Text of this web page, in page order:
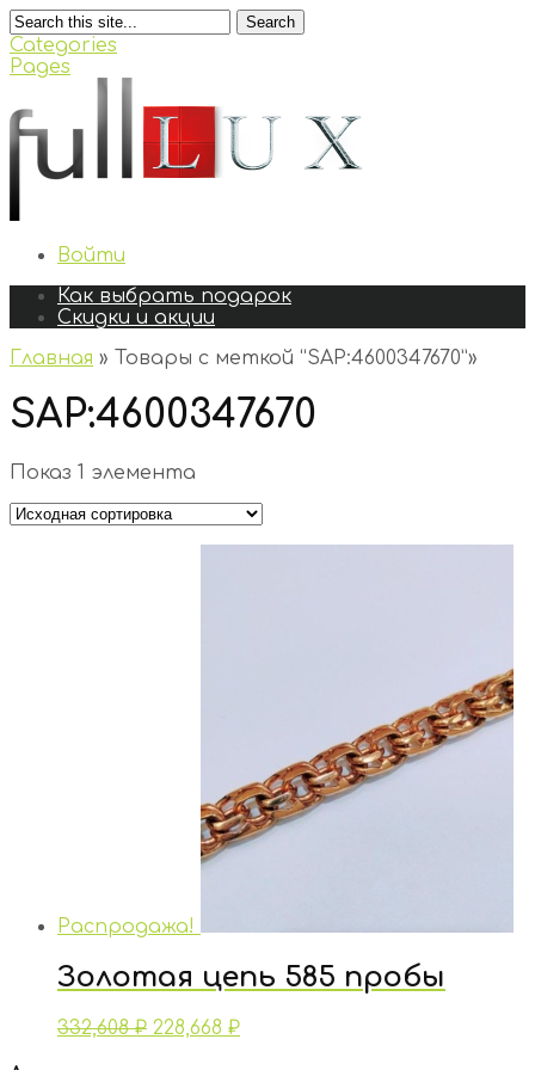
Search
Categories
Pages
Войти
Как выбрать подарок
Скидки и акции
Главная » Товары с меткой “SAP:4600347670”»
SAP:4600347670
Показ 1 элемента
Распродажа!
Золотая цепь 585 пробы
332,608₽ 228,668 ₽